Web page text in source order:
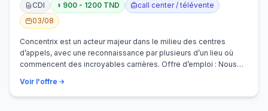
CDI
900 - 1200 TND
call center / télévente
03/08
Concentrix est un acteur majeur dans le milieu des centres
d’appels, avec une reconnaissance par plusieurs d’un lieu où
commencent des incroyables carrières. Offre d’emploi : Nous
Voir l'offre